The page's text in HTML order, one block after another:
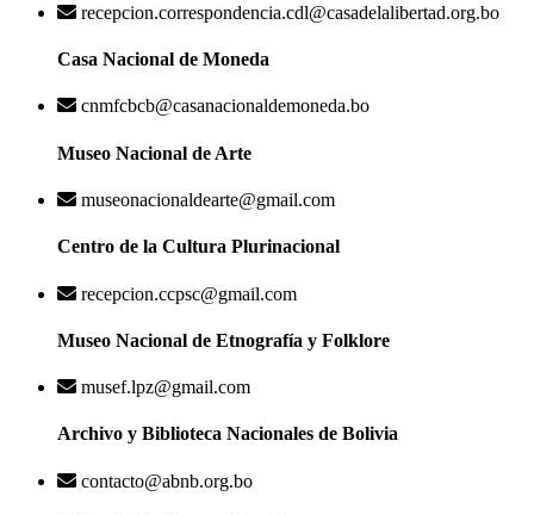
recepcion.correspondencia.cdl@casadelalibertad.org.bo
Casa Nacional de Moneda
cnmfcbcb@casanacionaldemoneda.bo
Museo Nacional de Arte
museonacionaldearte@gmail.com
Centro de la Cultura Plurinacional
recepcion.ccpsc@gmail.com
Museo Nacional de Etnografía y Folklore
musef.lpz@gmail.com
Archivo y Biblioteca Nacionales de Bolivia
contacto@abnb.org.bo